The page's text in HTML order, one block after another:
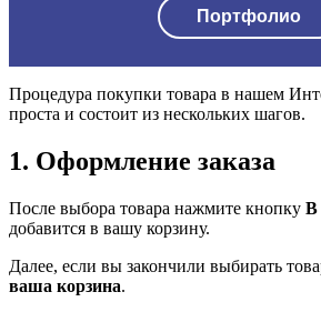
Портфолио
Процедура покупки товара в нашем
проста и состоит из нескольких шагов.
1. Оформление заказа
После выбора товара нажмите кнопку В
добавится в вашу корзину.
Далее, если вы закончили выбирать
ваша корзина.